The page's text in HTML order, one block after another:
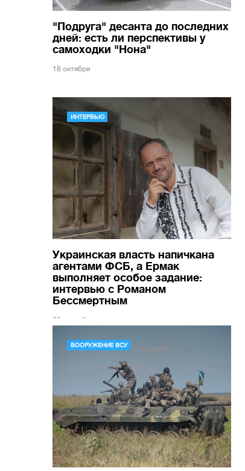
"Подруга" десанта до последних
дней: есть ли перспективы у
самоходки "Нона"
18 октября
ИНТЕРВЬЮ
Украинская власть напичкана
агентами ФСБ, а Ермак
выполняет особое задание:
интервью с Романом
Бессмертным
23 сентября
ВООРУЖЕНИЕ ВСУ